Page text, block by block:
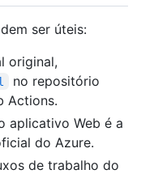
ser úteis:
original,
no repositório
Actions.
aplicativo Web é a
do Azure.
de trabalho do